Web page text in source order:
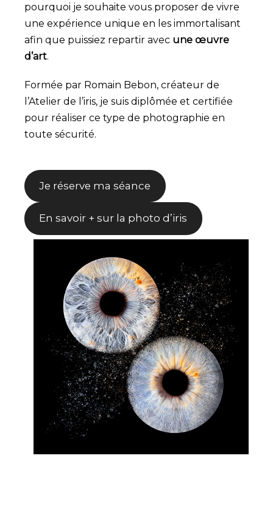
pourquoi je souhaite vous proposer de vivre
une expérience unique en les immortalisant
afin que puissiez repartir avec une œuvre
d’art.
Formée par Romain Bebon, créateur de
l’Atelier de l’iris, je suis diplômée et certifiée
pour réaliser ce type de photographie en
toute sécurité.
Je réserve ma séance
En savoir + sur la photo d’iris